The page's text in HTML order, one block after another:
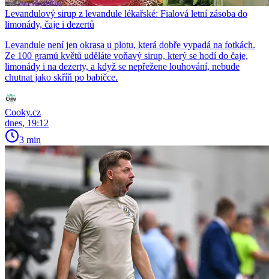
Levandulový sirup z levandule lékařské: Fialová letní zásoba do
limonády, čaje i dezertů
Levandule není jen okrasa u plotu, která dobře vypadá na fotkách.
Ze 100 gramů květů uděláte voňavý sirup, který se hodí do čaje,
limonády i na dezerty, a když se nepřežene louhování, nebude
chutnat jako skříň po babičce.
Cooky.cz
dnes, 19:12
3 min